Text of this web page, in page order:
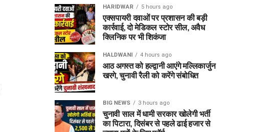
HARIDWAR 5 hours ago
एक्सपायरी दवाओं पर प्रशासन की बड़ी
कार्रवाई, दो मेडिकल स्टोर सील, अवैध
क्लिनिक पर भी शिकंजा
HALDWANI 4 hours ago
आठ अगस्त को हल्द्वानी आएंगे मल्लिकार्जुन
खरगे, चुनावी रैली को करेंगे संबोधित
BIG NEWS 3 hours ago
चुनावी साल में धामी सरकार खोलेगी भर्ती
का पिटारा, दिसंबर से पहले ढाई हजार से